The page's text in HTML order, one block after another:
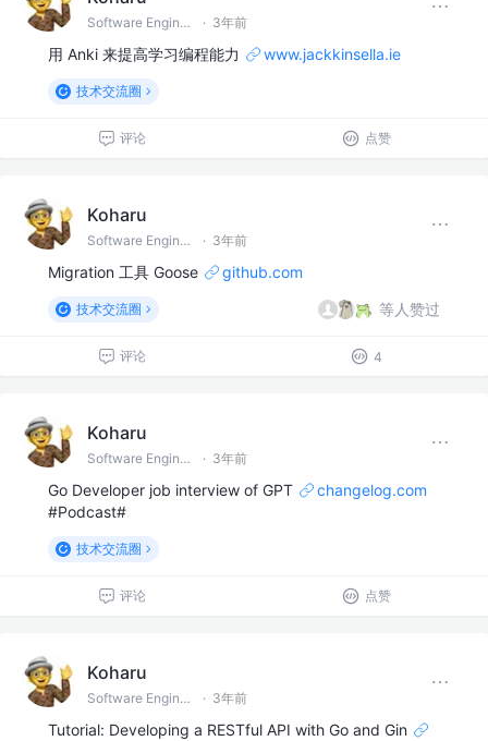
Software Engineer · 3年前
用 Anki 来提高学习编程能力 www.jackkinsella.ie
技术交流圈
评论 点赞
Koharu
Software Engineer · 3年前
Migration 工具 Goose github.com
技术交流圈 等人赞过
评论 4
Koharu
Software Engineer · 3年前
Go Developer job interview of GPT
changelog.com
#Podcast#
技术交流圈
评论 点赞
Koharu
Software Engineer · 3年前
Tutorial: Developing a RESTful API with Go and Gin